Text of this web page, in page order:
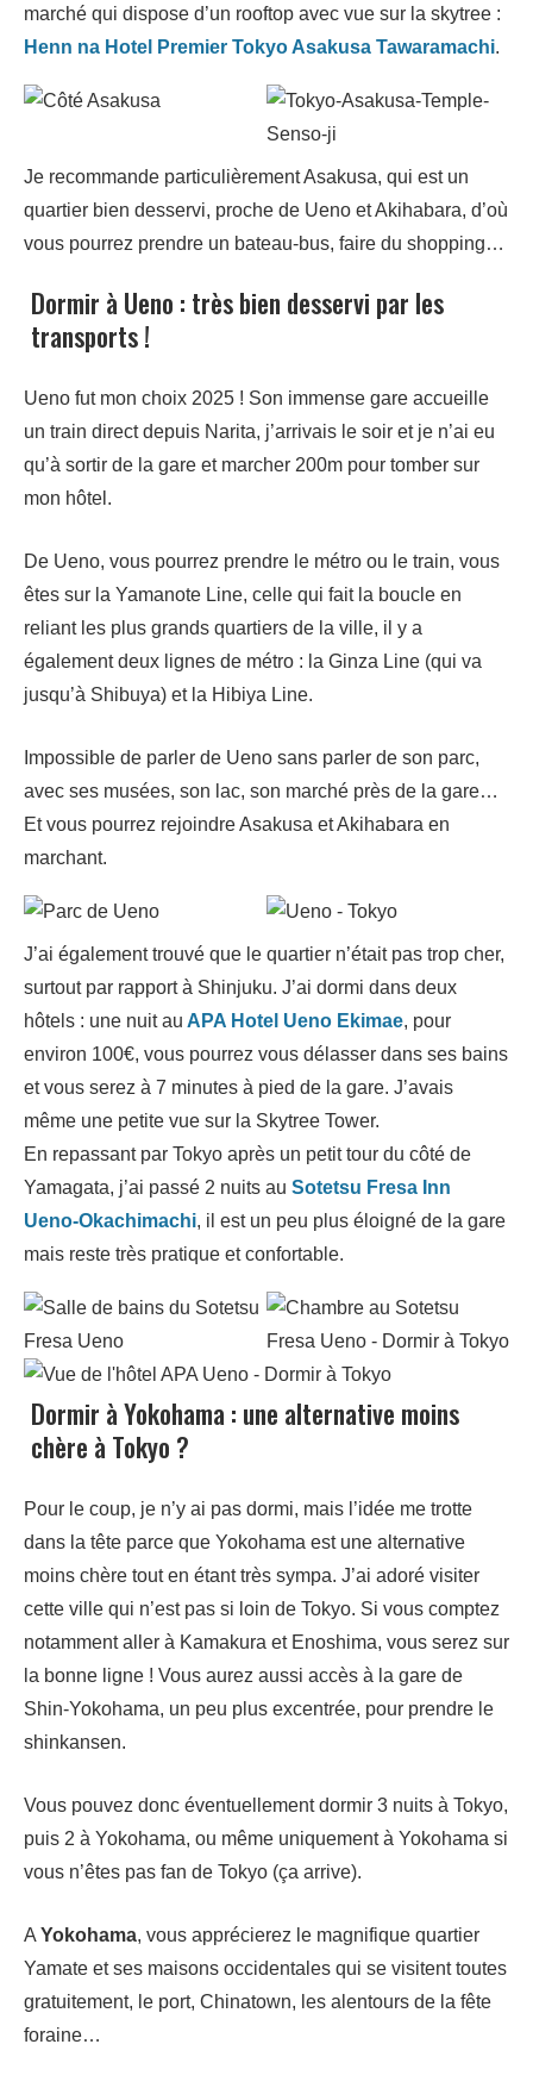
marché qui dispose d’un rooftop avec vue sur la skytree :
Henn na Hotel Premier Tokyo Asakusa Tawaramachi.
Je recommande particulièrement Asakusa, qui est un
quartier bien desservi, proche de Ueno et Akihabara, d’où
vous pourrez prendre un bateau-bus, faire du shopping…
Dormir à Ueno : très bien desservi par les
transports !
Ueno fut mon choix 2025 ! Son immense gare accueille
un train direct depuis Narita, j’arrivais le soir et je n’ai eu
qu’à sortir de la gare et marcher 200m pour tomber sur
mon hôtel.
De Ueno, vous pourrez prendre le métro ou le train, vous
êtes sur la Yamanote Line, celle qui fait la boucle en
reliant les plus grands quartiers de la ville, il y a
également deux lignes de métro : la Ginza Line (qui va
jusqu’à Shibuya) et la Hibiya Line.
Impossible de parler de Ueno sans parler de son parc,
avec ses musées, son lac, son marché près de la gare…
Et vous pourrez rejoindre Asakusa et Akihabara en
marchant.
J’ai également trouvé que le quartier n’était pas trop cher,
surtout par rapport à Shinjuku. J’ai dormi dans deux
hôtels : une nuit au APA Hotel Ueno Ekimae, pour
environ 100€, vous pourrez vous délasser dans ses bains
et vous serez à 7 minutes à pied de la gare. J’avais
même une petite vue sur la Skytree Tower.
En repassant par Tokyo après un petit tour du côté de
Yamagata, j’ai passé 2 nuits au Sotetsu Fresa Inn
Ueno-Okachimachi, il est un peu plus éloigné de la gare
mais reste très pratique et confortable.
Dormir à Yokohama : une alternative moins
chère à Tokyo ?
Pour le coup, je n’y ai pas dormi, mais l’idée me trotte
dans la tête parce que Yokohama est une alternative
moins chère tout en étant très sympa. J’ai adoré visiter
cette ville qui n’est pas si loin de Tokyo. Si vous comptez
notamment aller à Kamakura et Enoshima, vous serez sur
la bonne ligne ! Vous aurez aussi accès à la gare de
Shin-Yokohama, un peu plus excentrée, pour prendre le
shinkansen.
Vous pouvez donc éventuellement dormir 3 nuits à Tokyo,
puis 2 à Yokohama, ou même uniquement à Yokohama si
vous n’êtes pas fan de Tokyo (ça arrive).
A Yokohama, vous apprécierez le magnifique quartier
Yamate et ses maisons occidentales qui se visitent toutes
gratuitement, le port, Chinatown, les alentours de la fête
foraine…